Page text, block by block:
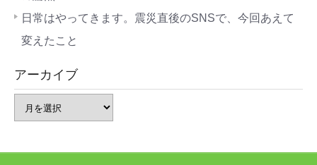
日常はやってきます。震災直後のSNSで、今回あえて
変えたこと
アーカイブ